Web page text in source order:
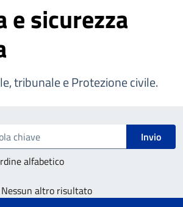
e sicurezza
tribunale e Protezione civile.
Invio
alfabetico
Nessun altro risultato